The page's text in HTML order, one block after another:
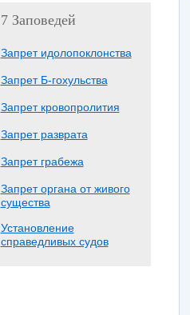
7 Заповедей
Запрет идолопоклонства
Запрет Б-гохульства
Запрет кровопролития
Запрет разврата
Запрет грабежа
Запрет органа от живого
существа
Установление
справедливых судов